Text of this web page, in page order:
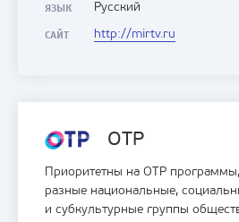
ЯЗЫК Русский
САЙТ http://mirtv.ru
ОТР
Приоритетны на ОТР
разные национальные,
и субкультурные группы